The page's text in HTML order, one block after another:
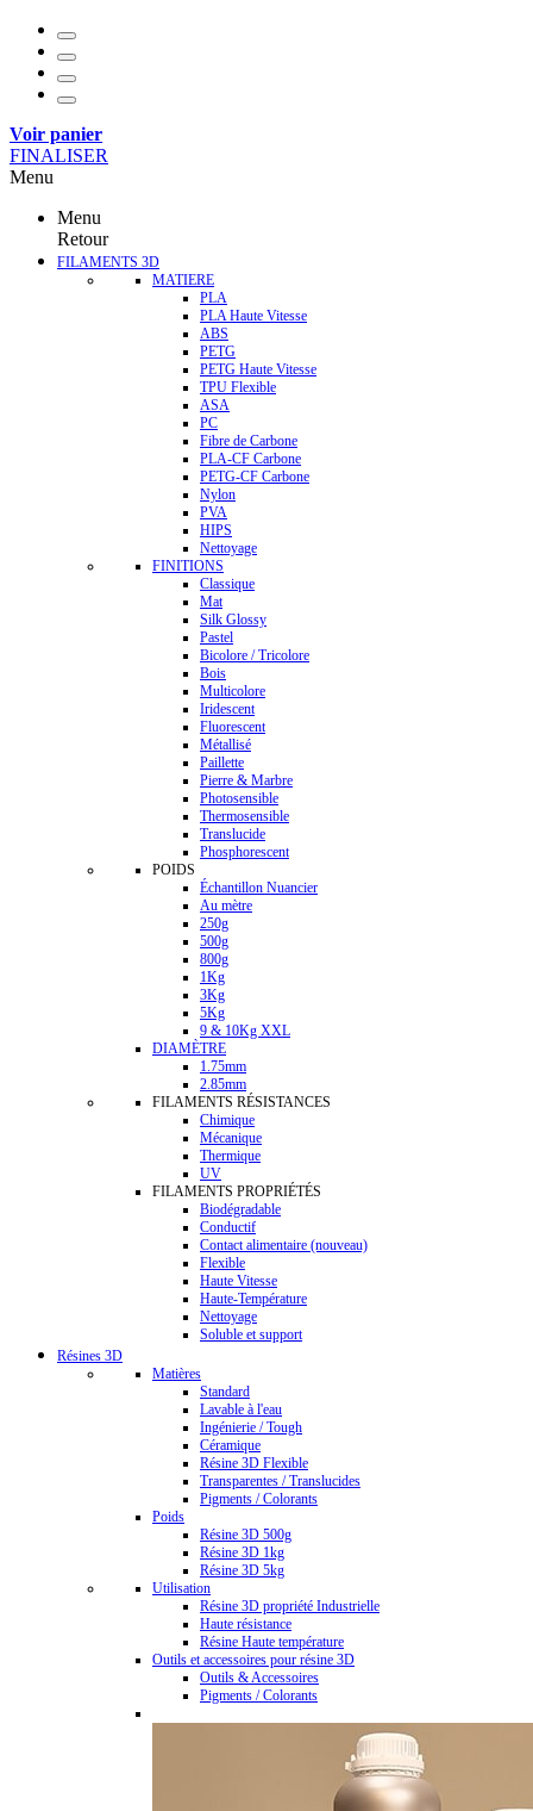
Voir panier
FINALISER
Menu
Menu
Retour
FILAMENTS 3D
MATIERE
PLA
PLA Haute Vitesse
ABS
PETG
PETG Haute Vitesse
TPU Flexible
ASA
PC
Fibre de Carbone
PLA-CF Carbone
PETG-CF Carbone
Nylon
PVA
HIPS
Nettoyage
FINITIONS
Classique
Mat
Silk Glossy
Pastel
Bicolore / Tricolore
Bois
Multicolore
Iridescent
Fluorescent
Métallisé
Paillette
Pierre & Marbre
Photosensible
Thermosensible
Translucide
Phosphorescent
POIDS
Échantillon Nuancier
Au mètre
250g
500g
800g
1Kg
3Kg
5Kg
9 & 10Kg XXL
DIAMÈTRE
1.75mm
2.85mm
FILAMENTS RÉSISTANCES
Chimique
Mécanique
Thermique
UV
FILAMENTS PROPRIÉTÉS
Biodégradable
Conductif
Contact alimentaire (nouveau)
Flexible
Haute Vitesse
Haute-Température
Nettoyage
Soluble et support
Résines 3D
Matières
Standard
Lavable à l'eau
Ingénierie / Tough
Céramique
Résine 3D Flexible
Transparentes / Translucides
Pigments / Colorants
Poids
Résine 3D 500g
Résine 3D 1kg
Résine 3D 5kg
Utilisation
Résine 3D propriété Industrielle
Haute résistance
Résine Haute température
Outils et accessoires pour résine 3D
Outils & Accessoires
Pigments / Colorants